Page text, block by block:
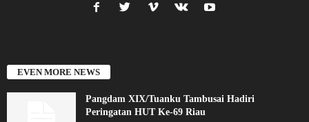
EVEN MORE NEWS
Pangdam XIX/Tuanku Tambusai Hadiri
Peringatan HUT Ke-69 Riau